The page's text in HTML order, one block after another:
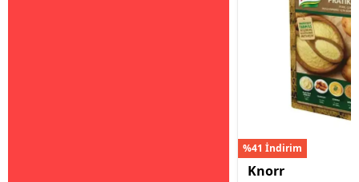
%41 İndirim
Knorr